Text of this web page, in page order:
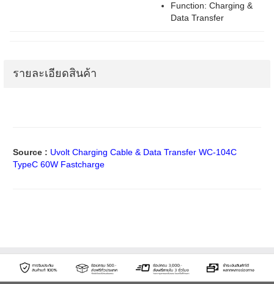
Function: Charging &
Data Transfer
รายละเอียดสินค้า
Source : Uvolt Charging Cable & Data Transfer WC-104C
TypeC 60W Fastcharge